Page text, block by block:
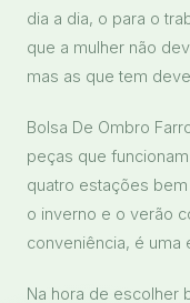
dia a dia, o para o
que a mulher não
mas as que tem
Bolsa De Ombro
peças que
quatro estações
o inverno e o verão
conveniência, é uma
Na hora de escolher